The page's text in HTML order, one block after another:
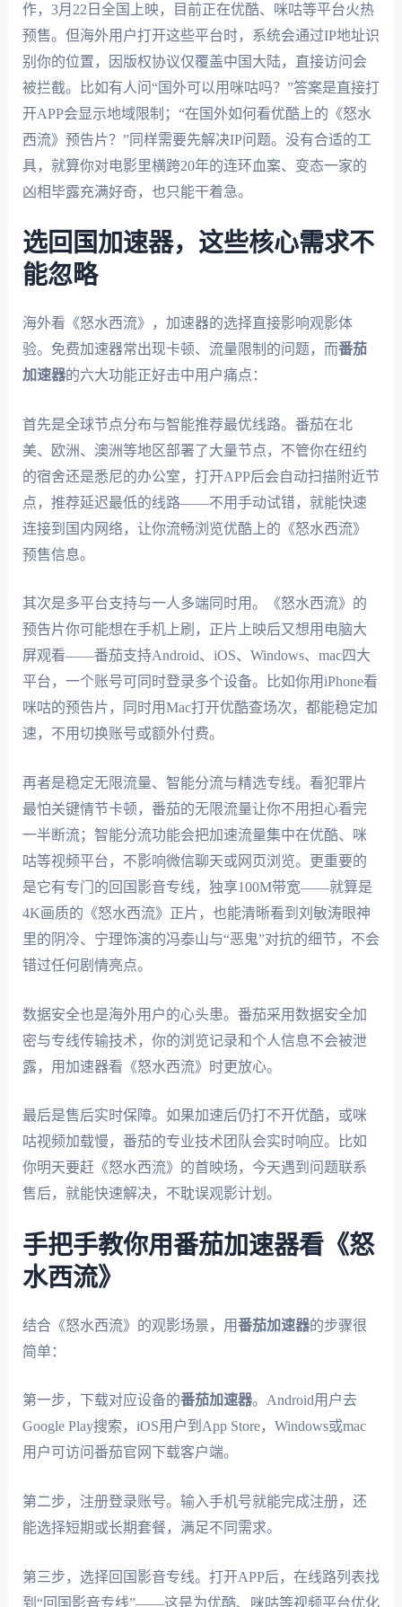
作，3月22日全国上映，目前正在优酷、咪咕等平台火热
预售。但海外用户打开这些平台时，系统会通过IP地址识
别你的位置，因版权协议仅覆盖中国大陆，直接访问会
被拦截。比如有人问“国外可以用咪咕吗？”答案是直接打
开APP会显示地域限制；“在国外如何看优酷上的《怒水
西流》预告片？”同样需要先解决IP问题。没有合适的工
具，就算你对电影里横跨20年的连环血案、变态一家的
凶相毕露充满好奇，也只能干着急。
选回国加速器，这些核心需求不
能忽略
海外看《怒水西流》，加速器的选择直接影响观影体
验。免费加速器常出现卡顿、流量限制的问题，而番茄
加速器的六大功能正好击中用户痛点：
首先是全球节点分布与智能推荐最优线路。番茄在北
美、欧洲、澳洲等地区部署了大量节点，不管你在纽约
的宿舍还是悉尼的办公室，打开APP后会自动扫描附近节
点，推荐延迟最低的线路——不用手动试错，就能快速
连接到国内网络，让你流畅浏览优酷上的《怒水西流》
预售信息。
其次是多平台支持与一人多端同时用。《怒水西流》的
预告片你可能想在手机上刷，正片上映后又想用电脑大
屏观看——番茄支持Android、iOS、Windows、mac四大
平台，一个账号可同时登录多个设备。比如你用iPhone看
咪咕的预告片，同时用Mac打开优酷查场次，都能稳定加
速，不用切换账号或额外付费。
再者是稳定无限流量、智能分流与精选专线。看犯罪片
最怕关键情节卡顿，番茄的无限流量让你不用担心看完
一半断流；智能分流功能会把加速流量集中在优酷、咪
咕等视频平台，不影响微信聊天或网页浏览。更重要的
是它有专门的回国影音专线，独享100M带宽——就算是
4K画质的《怒水西流》正片，也能清晰看到刘敏涛眼神
里的阴冷、宁理饰演的冯泰山与“恶鬼”对抗的细节，不会
错过任何剧情亮点。
数据安全也是海外用户的心头患。番茄采用数据安全加
密与专线传输技术，你的浏览记录和个人信息不会被泄
露，用加速器看《怒水西流》时更放心。
最后是售后实时保障。如果加速后仍打不开优酷，或咪
咕视频加载慢，番茄的专业技术团队会实时响应。比如
你明天要赶《怒水西流》的首映场，今天遇到问题联系
售后，就能快速解决，不耽误观影计划。
手把手教你用番茄加速器看《怒
水西流》
结合《怒水西流》的观影场景，用番茄加速器的步骤很
简单：
第一步，下载对应设备的番茄加速器。Android用户去
Google Play搜索，iOS用户到App Store，Windows或mac
用户可访问番茄官网下载客户端。
第二步，注册登录账号。输入手机号就能完成注册，还
能选择短期或长期套餐，满足不同需求。
第三步，选择回国影音专线。打开APP后，在线路列表找
到“回国影音专线”——这是为优酷、咪咕等视频平台优化